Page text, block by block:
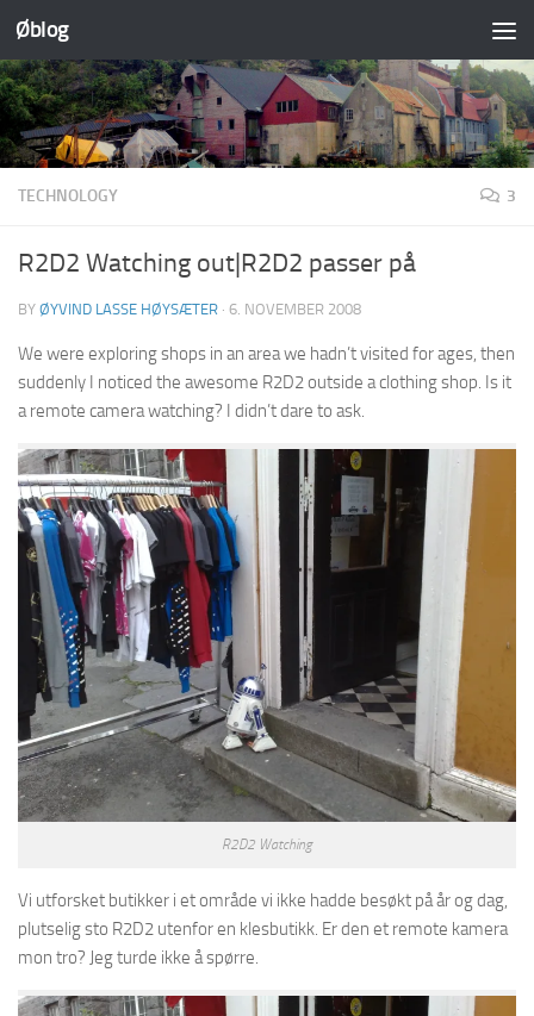
Skip to content
Øblog
TECHNOLOGY 3
R2D2 Watching out|R2D2 passer på
BY ØYVIND LASSE HØYSÆTER · 6. NOVEMBER 2008
We were exploring shops in an area we hadn’t visited for ages, then
suddenly I noticed the awesome R2D2 outside a clothing shop. Is it
a remote camera watching? I didn’t dare to ask.
R2D2 Watching
Vi utforsket butikker i et område vi ikke hadde besøkt på år og dag,
plutselig sto R2D2 utenfor en klesbutikk. Er den et remote kamera
mon tro? Jeg turde ikke å spørre.